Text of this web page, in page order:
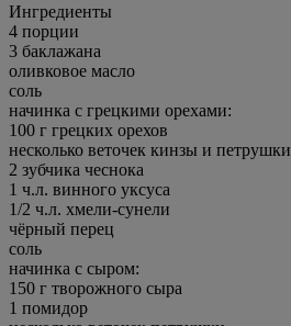
Ингредиенты
4 порции
3 баклажана
оливковое масло
соль
начинка с грецкими орехами:
100 г грецких орехов
несколько веточек кинзы и петрушки
2 зубчика чеснока
1 ч.л. винного уксуса
1/2 ч.л. хмели-сунели
чёрный перец
соль
начинка с сыром:
150 г творожного сыра
1 помидор